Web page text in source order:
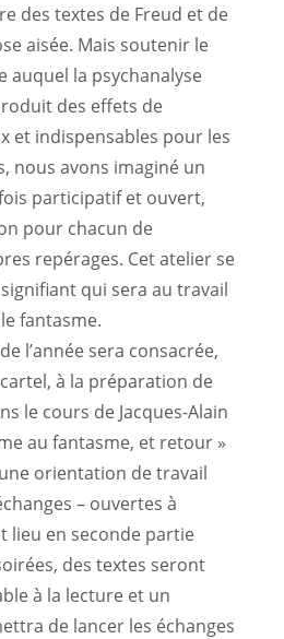
des textes de Freud et de
aisée. Mais soutenir le
auquel la psychanalyse
des effets de
et indispensables pour les
nous avons imaginé un
participatif et ouvert,
pour chacun de
repérages. Cet atelier se
qui sera au travail
fantasme.
l’année sera consacrée,
à la préparation de
le cours de Jacques-Alain
au fantasme, et retour »
orientation de travail
– ouvertes à
lieu en seconde partie
des textes seront
à la lecture et un
de lancer les échanges